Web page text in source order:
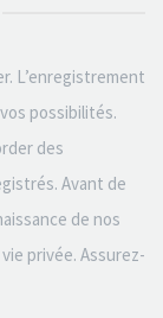
L’enregistrement
possibilités.
des
Avant de
de nos
privée. Assurez-